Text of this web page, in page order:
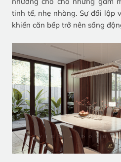
tinh tế, nhẹ nhàng. Sự đối lập
khiến căn bếp trở nên sống